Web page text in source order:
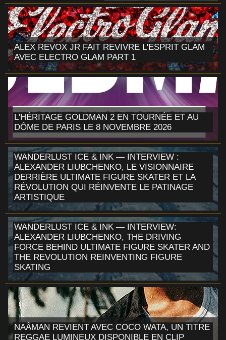
ALEX REVOX JR FAIT REVIVRE L'ESPRIT GLAM
AVEC ELECTRO GLAM PART 1
L'HÉRITAGE GOLDMAN 2 EN TOURNÉE ET AU
DÔME DE PARIS LE 8 NOVEMBRE 2026
WANDERLUST ICE & INK — INTERVIEW :
ALEXANDER LIUBCHENKO, LE VISIONNAIRE
DERRIÈRE ULTIMATE FIGURE SKATER ET LA
RÉVOLUTION QUI RÉINVENTE LE PATINAGE
ARTISTIQUE
WANDERLUST ICE & INK — INTERVIEW:
ALEXANDER LIUBCHENKO, THE DRIVING
FORCE BEHIND ULTIMATE FIGURE SKATER AND
THE REVOLUTION REINVENTING FIGURE
SKATING
NAÂMAN REVIENT AVEC COCO WATA, UN TITRE
REGGAE LUMINEUX DISPONIBLE EN CLIP